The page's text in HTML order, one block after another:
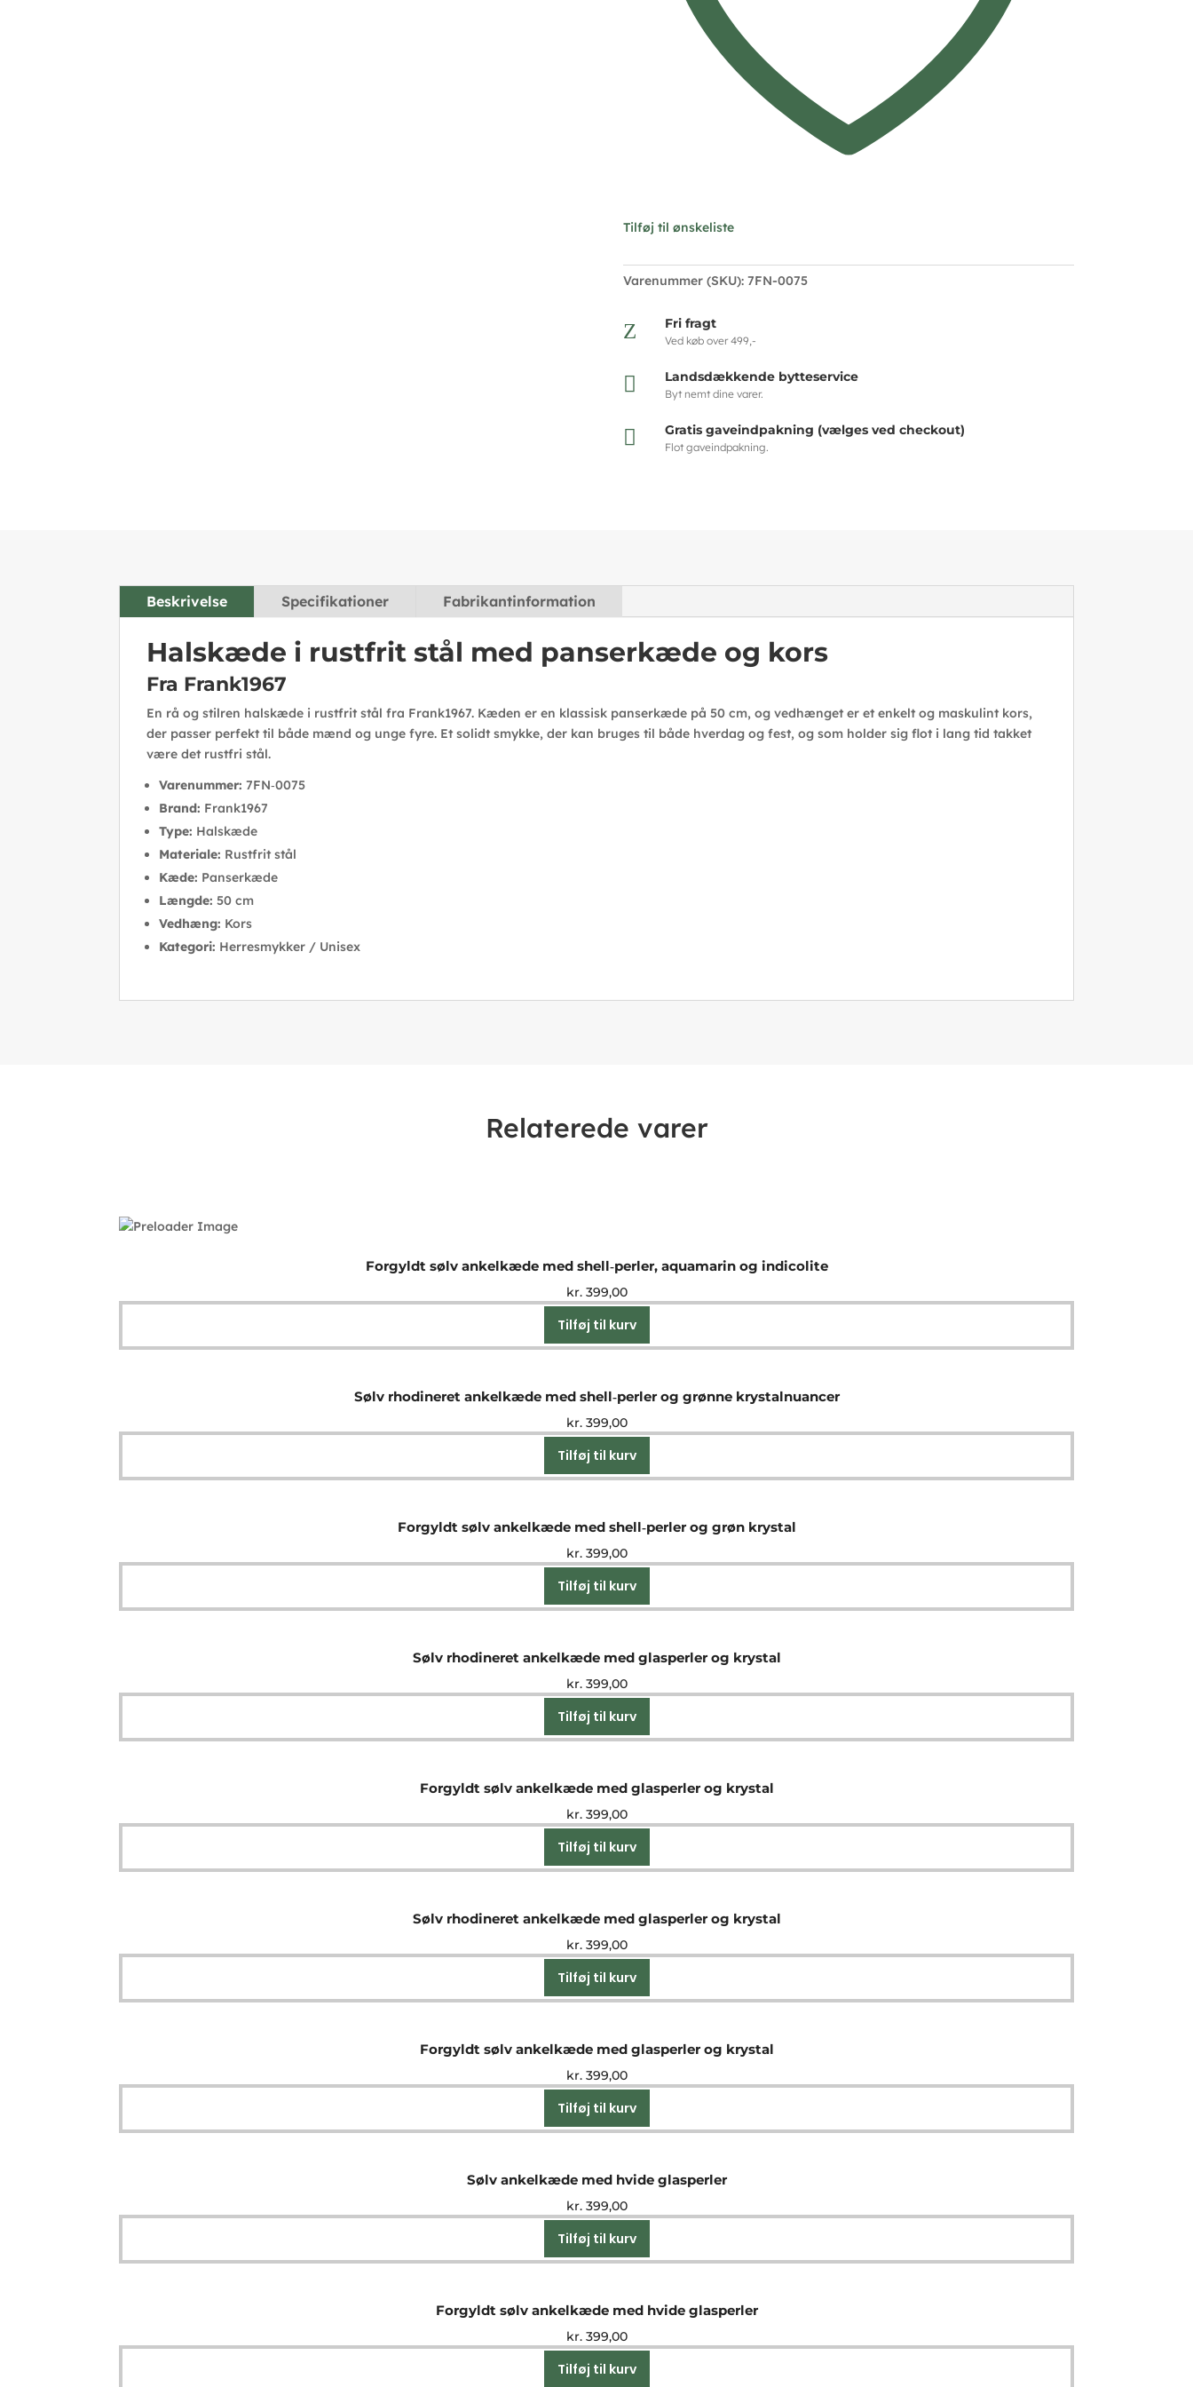
Tilføj til ønskeliste
Varenummer (SKU): 7FN-0075
Z Fri fragt
Ved køb over 499,-
 Landsdækkende bytteservice
Byt nemt dine varer.
 Gratis gaveindpakning (vælges ved checkout)
Flot gaveindpakning.
Beskrivelse Specifikationer Fabrikantinformation
Halskæde i rustfrit stål med panserkæde og kors
Fra Frank1967
En rå og stilren halskæde i rustfrit stål fra Frank1967. Kæden er en klassisk panserkæde på 50 cm, og vedhænget er et enkelt og maskulint kors,
der passer perfekt til både mænd og unge fyre. Et solidt smykke, der kan bruges til både hverdag og fest, og som holder sig flot i lang tid takket
være det rustfri stål.
Varenummer: 7FN‑0075
Brand: Frank1967
Type: Halskæde
Materiale: Rustfrit stål
Kæde: Panserkæde
Længde: 50 cm
Vedhæng: Kors
Kategori: Herresmykker / Unisex
Relaterede varer
Forgyldt sølv ankelkæde med shell‑perler, aquamarin og indicolite
kr.399,00
Tilføj til kurv
Sølv rhodineret ankelkæde med shell‑perler og grønne krystalnuancer
kr.399,00
Tilføj til kurv
Forgyldt sølv ankelkæde med shell‑perler og grøn krystal
kr.399,00
Tilføj til kurv
Sølv rhodineret ankelkæde med glasperler og krystal
kr.399,00
Tilføj til kurv
Forgyldt sølv ankelkæde med glasperler og krystal
kr.399,00
Tilføj til kurv
Sølv rhodineret ankelkæde med glasperler og krystal
kr.399,00
Tilføj til kurv
Forgyldt sølv ankelkæde med glasperler og krystal
kr.399,00
Tilføj til kurv
Sølv ankelkæde med hvide glasperler
kr.399,00
Tilføj til kurv
Forgyldt sølv ankelkæde med hvide glasperler
kr.399,00
Tilføj til kurv